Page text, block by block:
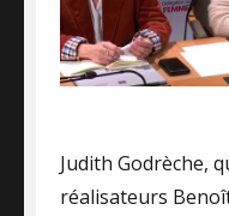
Judith Godrèche,
réalisateurs